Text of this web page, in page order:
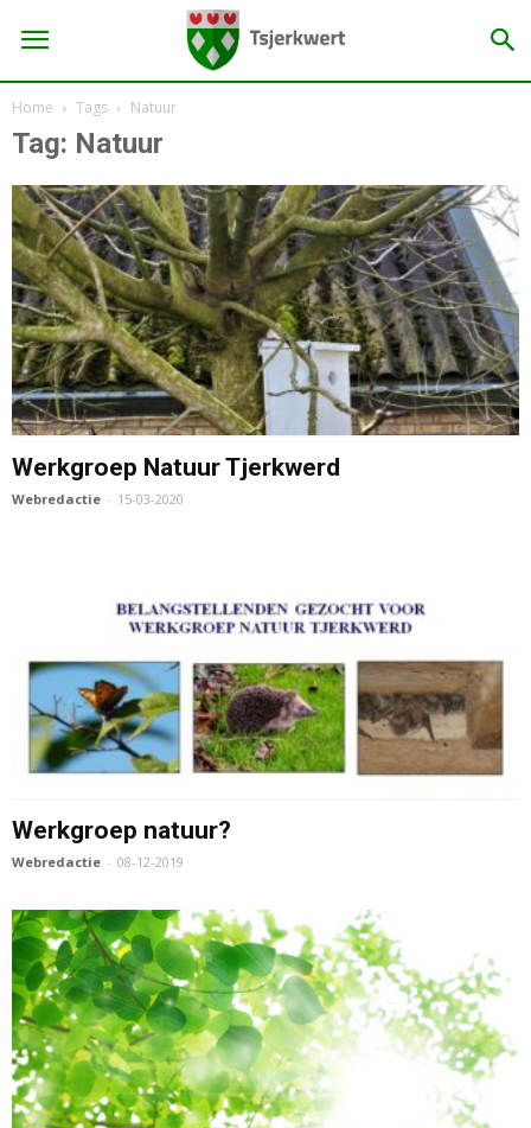
Home Tags Natuur
Tag: Natuur
Werkgroep Natuur Tjerkwerd
Webredactie - 15-03-2020
Werkgroep natuur?
Webredactie - 08-12-2019